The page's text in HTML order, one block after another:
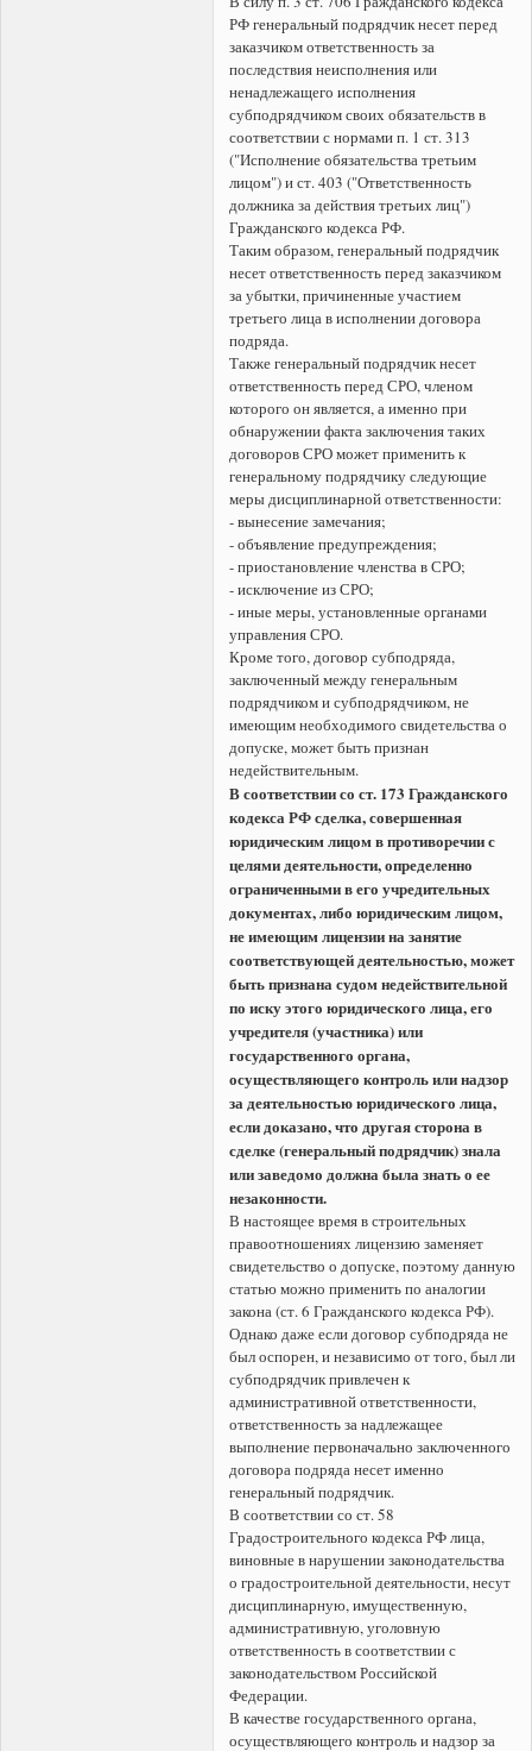
РФ генеральный подрядчик несет перед
заказчиком ответственность за
последствия неисполнения или
ненадлежащего исполнения
субподрядчиком своих обязательств в
соответствии с нормами п. 1 ст. 313
("Исполнение обязательства третьим
лицом") и ст. 403 ("Ответственность
должника за действия третьих лиц")
Гражданского кодекса РФ.
Таким образом, генеральный подрядчик
несет ответственность перед заказчиком
за убытки, причиненные участием
третьего лица в исполнении договора
подряда.
Также генеральный подрядчик несет
ответственность перед СРО, членом
которого он является, а именно при
обнаружении факта заключения таких
договоров СРО может применить к
генеральному подрядчику следующие
меры дисциплинарной ответственности:
- вынесение замечания;
- объявление предупреждения;
- приостановление членства в СРО;
- исключение из СРО;
- иные меры, установленные органами
управления СРО.
Кроме того, договор субподряда,
заключенный между генеральным
подрядчиком и субподрядчиком, не
имеющим необходимого свидетельства о
допуске, может быть признан
недействительным.
В соответствии со ст. 173 Гражданского
кодекса РФ сделка, совершенная
юридическим лицом в противоречии с
целями деятельности, определенно
ограниченными в его учредительных
документах, либо юридическим лицом,
не имеющим лицензии на занятие
соответствующей деятельностью, может
быть признана судом недействительной
по иску этого юридического лица, его
учредителя (участника) или
государственного органа,
осуществляющего контроль или надзор
за деятельностью юридического лица,
если доказано, что другая сторона в
сделке (генеральный подрядчик) знала
или заведомо должна была знать о ее
незаконности.
В настоящее время в строительных
правоотношениях лицензию заменяет
свидетельство о допуске, поэтому данную
статью можно применить по аналогии
закона (ст. 6 Гражданского кодекса РФ).
Однако даже если договор субподряда не
был оспорен, и независимо от того, был ли
субподрядчик привлечен к
административной ответственности,
ответственность за надлежащее
выполнение первоначально заключенного
договора подряда несет именно
генеральный подрядчик.
В соответствии со ст. 58
Градостроительного кодекса РФ лица,
виновные в нарушении законодательства
о градостроительной деятельности, несут
дисциплинарную, имущественную,
административную, уголовную
ответственность в соответствии с
законодательством Российской
Федерации.
В качестве государственного органа,
осуществляющего контроль и надзор за